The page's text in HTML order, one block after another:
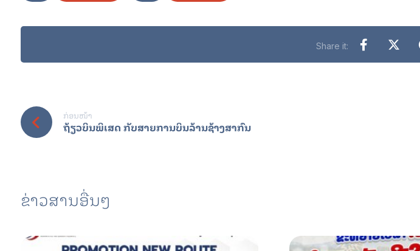
ກ່ອນໜ້າ
ຖ້ຽວບິນພິເສດ ກັບສາຍການບິນລ້ານຊ້າງສາກົນ
ຂ່າວສານອື່ນໆ